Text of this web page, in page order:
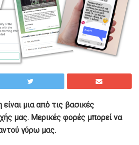
μια από τις βασικές
μας. Μερικές φορές μπορεί να
γύρω μας.